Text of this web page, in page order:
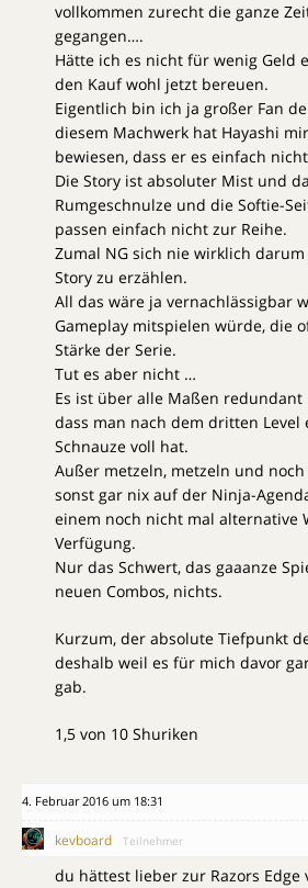
vollkommen zurecht die ganze
gegangen….
Hätte ich es nicht für wenig Geld
den Kauf wohl jetzt bereuen.
Eigentlich bin ich ja großer Fan
diesem Machwerk hat Hayashi
bewiesen, dass er es einfach
Die Story ist absoluter Mist und
Rumgeschnulze und die Softie-
passen einfach nicht zur Reihe.
Zumal NG sich nie wirklich
Story zu erzählen.
All das wäre ja vernachlässigbar
Gameplay mitspielen würde, die
Stärke der Serie.
Tut es aber nicht …
Es ist über alle Maßen
dass man nach dem dritten Level
Schnauze voll hat.
Außer metzeln, metzeln und
sonst gar nix auf der Ninja-
einem noch nicht mal alternative
Verfügung.
Nur das Schwert, das gaaanze
neuen Combos, nichts.
Kurzum, der absolute Tiefpunkt
deshalb weil es für mich davor
gab.
1,5 von 10 Shuriken
4. Februar 2016 um 18:31
kevboard Teilnehmer
du hättest lieber zur Razors Edge